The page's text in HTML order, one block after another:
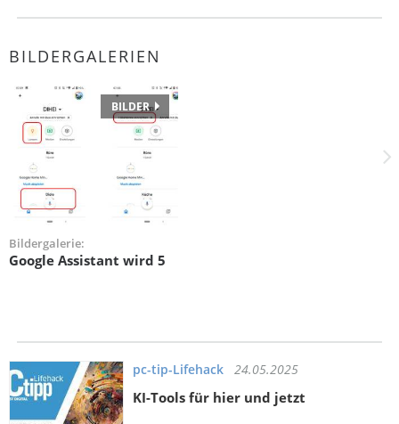
BILDERGALERIEN
BILDER
Bildergalerie:
Google Assistant wird 5
pc-tip-Lifehack 24.05.2025
KI-Tools für hier und jetzt